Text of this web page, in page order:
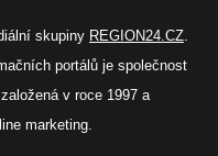
skupiny REGION24.CZ
portálů je společnost
v roce 1997 a
marketing.